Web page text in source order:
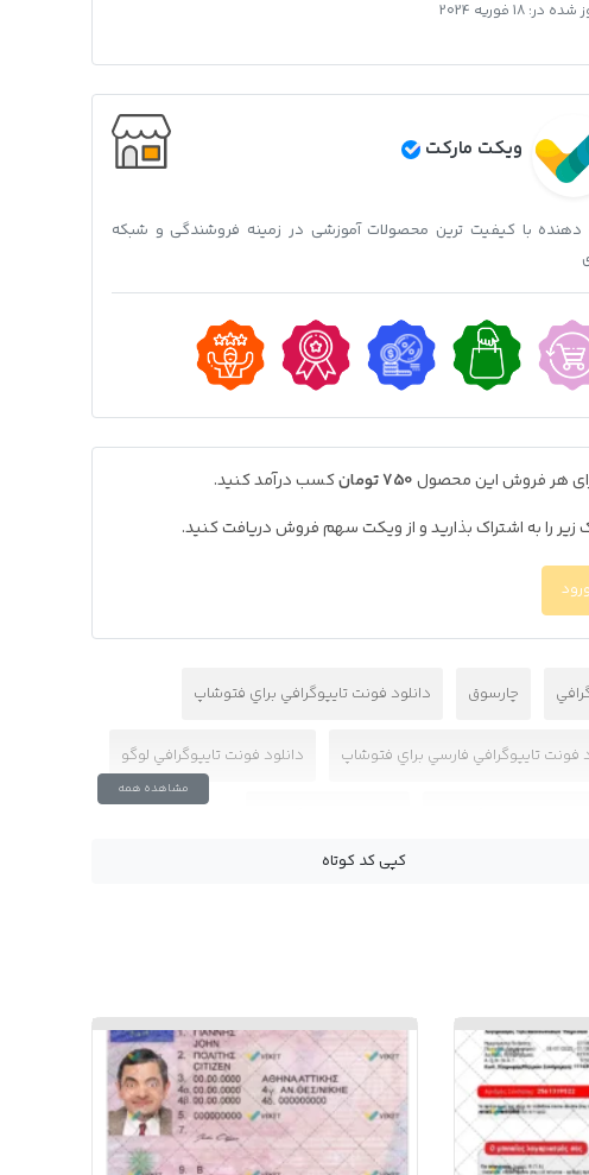
شده در: 18 فوریه 2024
ویکت مارکت
دهنده با کیفیت ترین محصولات آموزشی در زمینه فروشندگی و شبکه
هر فروش این محصول750 تومان
کسب درآمد کنید.
زیر را به اشتراک بذارید و از ویکت سهم فروش دریافت کنید.
ورود
چارسوق دانلود فونت تايپوگرافي براي فتوشاپ
فونت تايپوگرافي فارسي براي فتوشاپ دانلود فونت تايپوگرافي لوگو
دانلود فونت هاي PSD
فونت تايپوگرافي براي فتوشاپ
چارسوق فونت تايپوگرافي رايگان
مشاهده همه
کپی کد کوتاه